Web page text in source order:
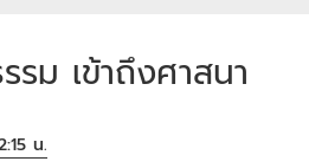
รม เข้าถึงศาสนา
น.